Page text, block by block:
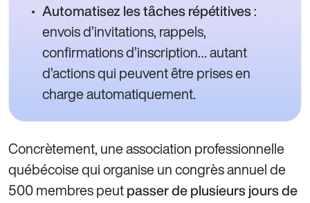
Automatisez les tâches répétitives:
envois d’invitations, rappels,
confirmations d’inscription… autant
d’actions qui peuvent être prises en
charge automatiquement.
Concrètement, une association professionnelle
québécoise qui organise un congrès annuel de
500 membres peut passer de plusieurs jours de